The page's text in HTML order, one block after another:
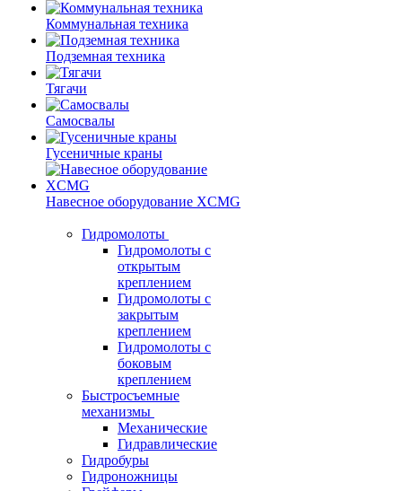
Коммунальная техника
Подземная техника
Тягачи
Самосвалы
Гусеничные краны
Навесное оборудование XCMG
Гидромолоты
Гидромолоты с
открытым
креплением
Гидромолоты с
закрытым
креплением
Гидромолоты с
боковым
креплением
Быстросъемные
механизмы
Механические
Гидравлические
Гидробуры
Гидроножницы